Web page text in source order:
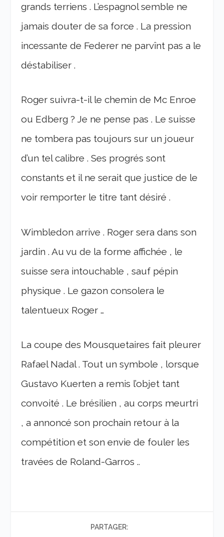
grands terriens . L’espagnol semble ne
jamais douter de sa force . La pression
incessante de Federer ne parvînt pas a le
déstabiliser .
Roger suivra-t-il le chemin de Mc Enroe
ou Edberg ? Je ne pense pas . Le suisse
ne tombera pas toujours sur un joueur
d’un tel calibre . Ses progrés sont
constants et il ne serait que justice de le
voir remporter le titre tant désiré .
Wimbledon arrive . Roger sera dans son
jardin . Au vu de la forme affichée , le
suisse sera intouchable , sauf pépin
physique . Le gazon consolera le
talentueux Roger …
La coupe des Mousquetaires fait pleurer
Rafael Nadal . Tout un symbole , lorsque
Gustavo Kuerten a remis l’objet tant
convoité . Le brésilien , au corps meurtri
, a annoncé son prochain retour à la
compétition et son envie de fouler les
travées de Roland-Garros ..
PARTAGER: